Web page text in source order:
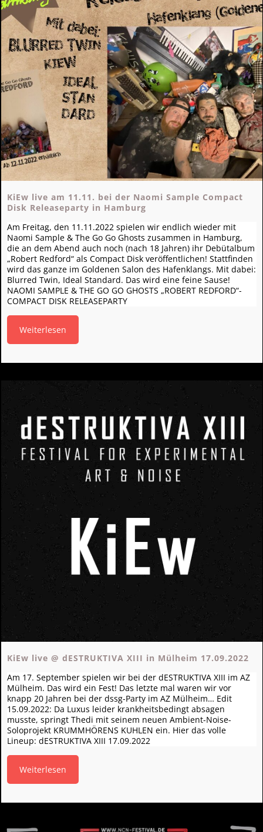
KiEw live am 11.11. bei der Naomi Sample Compact
Disk Releaseparty in Hamburg
Am Freitag, den 11.11.2022 spielen wir endlich wieder mit
Naomi Sample & The Go Go Ghosts zusammen in Hamburg,
die an dem Abend auch noch (nach 18 Jahren) ihr Debütalbum
„Robert Redford“ als Compact Disk veröffentlichen! Stattfinden
wird das ganze im Goldenen Salon des Hafenklangs. Mit dabei:
Blurred Twin, Ideal Standard. Das wird eine feine Sause!
NAOMI SAMPLE & THE GO GO GHOSTS „ROBERT REDFORD“-
COMPACT DISK RELEASEPARTY
Weiterlesen
KiEw live @ dESTRUKTIVA XIII in Mülheim 17.09.2022
Am 17. September spielen wir bei der dESTRUKTIVA XIII im AZ
Mülheim. Das wird ein Fest! Das letzte mal waren wir vor
knapp 20 Jahren bei der dssg-Party im AZ Mülheim… Edit
15.09.2022: Da Luxus leider krankheitsbedingt absagen
musste, springt Thedi mit seinem neuen Ambient-Noise-
Soloprojekt KRUMMHÖRENS KUHLEN ein. Hier das volle
Lineup: dESTRUKTIVA XIII 17.09.2022
Weiterlesen